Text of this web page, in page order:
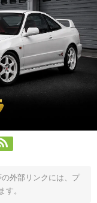
外部リンクには、プ
す。